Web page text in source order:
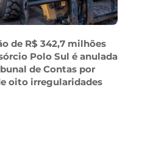
de R$ 342,7 milhões
Polo Sul é anulada
de Contas por
oito irregularidades